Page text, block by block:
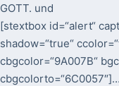
GOTT. und
[stextbox id=“alert“
shadow=“true“
cbgcolor=“9A007B“
cbgcolorto=“6C0057″]…